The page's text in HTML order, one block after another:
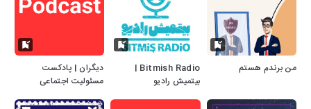
من برندم هستم
Bitmish Radio |
بیتمیش رادیو
دیگران | پادکست
مسئولیت اجتماعی